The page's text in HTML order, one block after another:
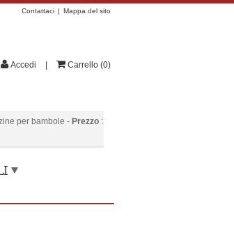
Contattaci Mappa del sito
per bambole - Prezzo:
Accedi Carrello (0)